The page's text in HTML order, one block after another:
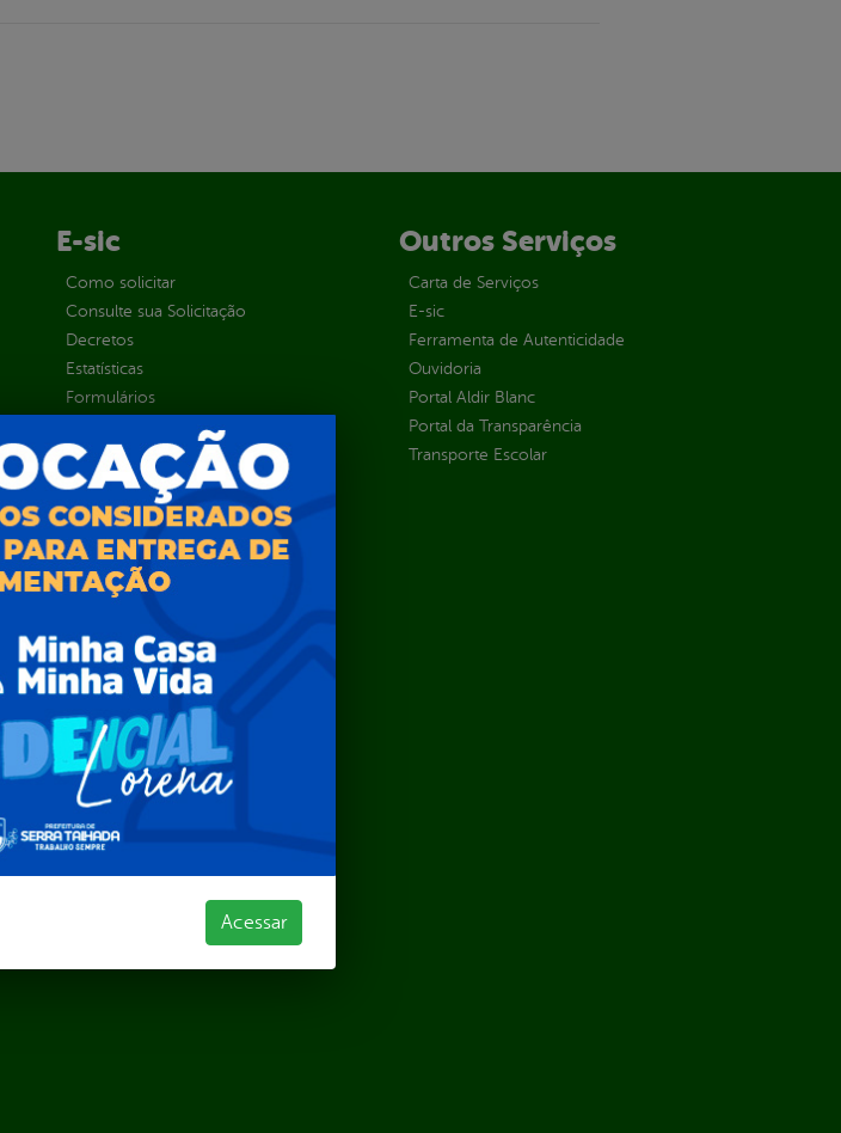
E-sic
Como solicitar
Consulte sua Solicitação
Decretos
Estatísticas
Formulários
Prazos e autoridades
Sic Físico
Solicitar Recurso
Solicitar um pedido
Outros Serviços
Carta de Serviços
E-sic
Ferramenta de Autenticidade
Ouvidoria
Portal Aldir Blanc
Portal da Transparência
Transporte Escolar
Acessar